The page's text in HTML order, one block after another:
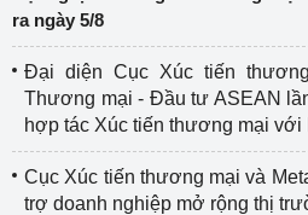
ra ngày 5/8
Đại diện Cục Xúc tiến
Thương mại - Đầu tư ASEAN
hợp tác Xúc tiến thương mại với
Cục Xúc tiến thương mại và
trợ doanh nghiệp mở rộng thị